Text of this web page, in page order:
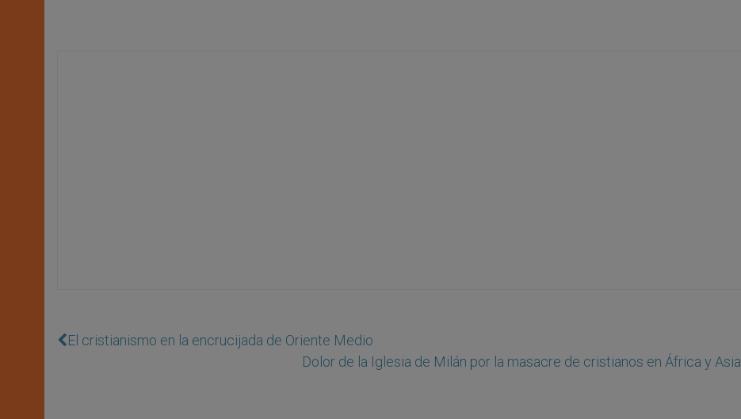
El cristianismo en la encrucijada de Oriente Medio
Dolor de la Iglesia de Milán por la masacre de cristianos en África y Asia